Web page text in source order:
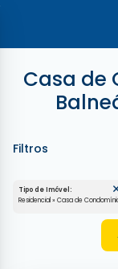
Casa de
Residencial » Casa de